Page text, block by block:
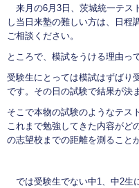
来月の6月3日、茨城統一テス
し当日来塾の難しい方は、日程
ご相談ください。
ところで、模試をうける理由っ
受験生にとっては模試はずばり
です。その日の試験で結果が決
そこで本物の試験のようなテス
これまで勉強してきた内容がど
の志望校までの距離を測ること
では受験生でない中1、中2生